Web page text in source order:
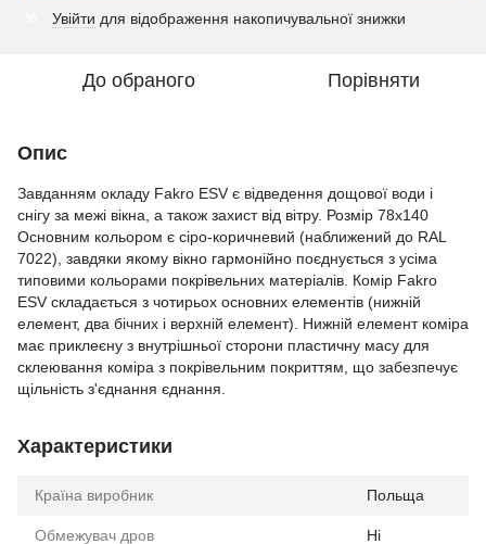
Увійти для відображення накопичувальної знижки
До обраного Порівняти
Опис
Завданням окладу Fakro ESV є відведення дощової води і
снігу за межі вікна, а також захист від вітру. Розмір 78х140
Основним кольором є сіро-коричневий (наближений до RAL
7022), завдяки якому вікно гармонійно поєднується з усіма
типовими кольорами покрівельних матеріалів. Комір Fakro
ESV складається з чотирьох основних елементів (нижній
елемент, два бічних і верхній елемент). Нижній елемент коміра
має приклеєну з внутрішньої сторони пластичну масу для
склеювання коміра з покрівельним покриттям, що забезпечує
щільність з'єднання єднання.
Характеристики
Країна виробник Польща
Обмежувач дров Ні